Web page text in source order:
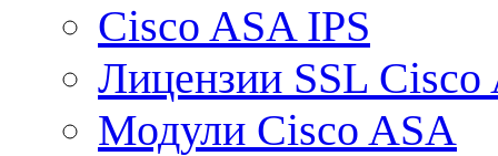
Cisco ASA IPS
Лицензии SSL Cisco
Модули Cisco ASA